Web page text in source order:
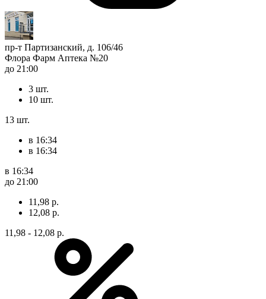
пр-т Партизанский, д. 106/46
Флора Фарм Аптека №20
до 21:00
3 шт.
10 шт.
13 шт.
в 16:34
в 16:34
в 16:34
до 21:00
11,98 р.
12,08 р.
11,98 - 12,08 р.